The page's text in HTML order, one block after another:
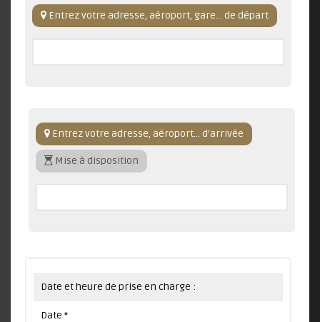
Entrez votre adresse, aéroport, gare... de départ
Entrez votre adresse, aéroport... d'arrivée
Mise à disposition
Date et heure de prise en charge :
Date *